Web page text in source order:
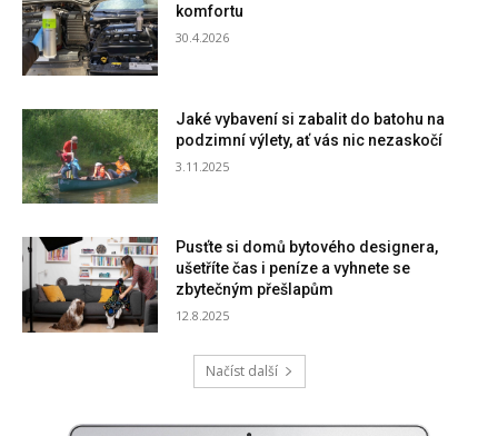
komfortu
30.4.2026
Jaké vybavení si zabalit do batohu na
podzimní výlety, ať vás nic nezaskočí
3.11.2025
Pusťte si domů bytového designera,
ušetříte čas i peníze a vyhnete se
zbytečným přešlapům
12.8.2025
Načíst další